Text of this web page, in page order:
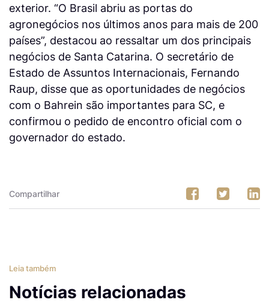
exterior. “O Brasil abriu as portas do
agronegócios nos últimos anos para mais de 200
países”, destacou ao ressaltar um dos principais
negócios de Santa Catarina. O secretário de
Estado de Assuntos Internacionais, Fernando
Raup, disse que as oportunidades de negócios
com o Bahrein são importantes para SC, e
confirmou o pedido de encontro oficial com o
governador do estado.
Compartilhar
Leia também
Notícias relacionadas